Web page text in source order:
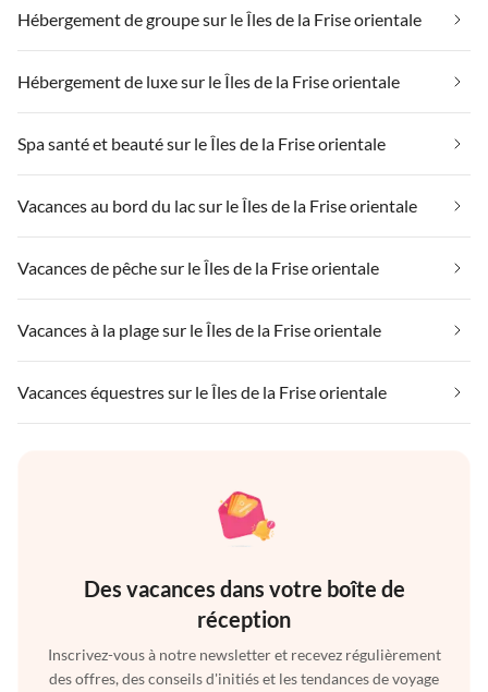
Hébergement de groupe sur le Îles de la Frise orientale
Hébergement de luxe sur le Îles de la Frise orientale
Spa santé et beauté sur le Îles de la Frise orientale
Vacances au bord du lac sur le Îles de la Frise orientale
Vacances de pêche sur le Îles de la Frise orientale
Vacances à la plage sur le Îles de la Frise orientale
Vacances équestres sur le Îles de la Frise orientale
Des vacances dans votre boîte de
réception
Inscrivez-vous à notre newsletter et recevez régulièrement
des offres, des conseils d'initiés et les tendances de voyage